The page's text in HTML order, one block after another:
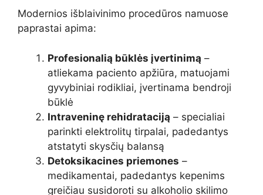
Modernios išblaivinimo procedūros namuose
paprastai apima:
Profesionalią būklės įvertinimą –
atliekama paciento apžiūra, matuojami
gyvybiniai rodikliai, įvertinama bendroji
būklė
Intraveninę rehidrataciją – specialiai
parinkti elektrolitų tirpalai, padedantys
atstatyti skysčių balansą
Detoksikacines priemones –
medikamentai, padedantys kepenims
greičiau susidoroti su alkoholio skilimo